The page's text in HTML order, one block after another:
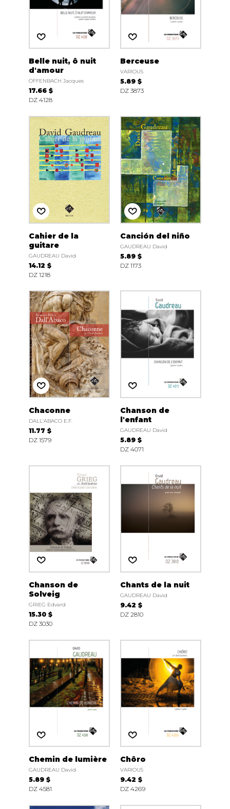
Belle nuit, ô nuit
d'amour
OFFENBACH Jacques
17.66 $
DZ 4128
Berceuse
VARIOUS
5.89 $
DZ 3873
Cahier de la
guitare
GAUDREAU David
14.12 $
DZ 1218
Canción del niño
GAUDREAU David
5.89 $
DZ 1173
Chaconne
DALL’ABACO E.F.
11.77 $
DZ 1579
Chanson de
l'enfant
GAUDREAU David
5.89 $
DZ 4071
Chanson de
Solveig
GRIEG Edvard
15.30 $
DZ 3030
Chants de la nuit
GAUDREAU David
9.42 $
DZ 2810
Chemin de lumière
GAUDREAU David
5.89 $
DZ 4581
Chôro
VARIOUS
9.42 $
DZ 4269